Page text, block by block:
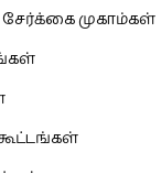
சேர்க்கை முகாம்கள்